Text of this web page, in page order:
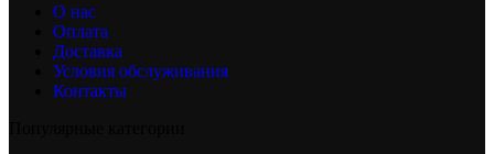
О нас
Оплата
Доставка
Условия обслуживания
Контакты